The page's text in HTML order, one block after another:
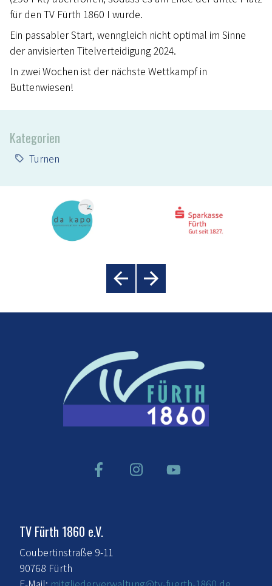
für den TV Fürth 1860 I wurde.
Ein passabler Start, wenngleich nicht optimal im Sinne
der anvisierten Titelverteidigung 2024.
In zwei Wochen ist der nächste Wettkampf in
Buttenwiesen!
Kategorien
Turnen
TV Fürth 1860 e.V.
Coubertinstraße 9-11
90768 Fürth